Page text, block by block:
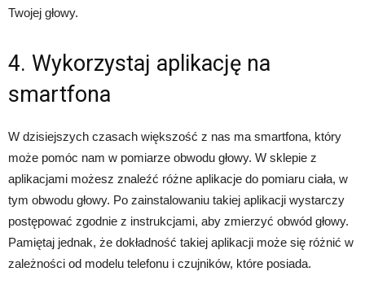
Twojej głowy.
4. Wykorzystaj aplikację na
smartfona
W dzisiejszych czasach większość z nas ma smartfona, który
może pomóc nam w pomiarze obwodu głowy. W sklepie z
aplikacjami możesz znaleźć różne aplikacje do pomiaru ciała, w
tym obwodu głowy. Po zainstalowaniu takiej aplikacji wystarczy
postępować zgodnie z instrukcjami, aby zmierzyć obwód głowy.
Pamiętaj jednak, że dokładność takiej aplikacji może się różnić w
zależności od modelu telefonu i czujników, które posiada.